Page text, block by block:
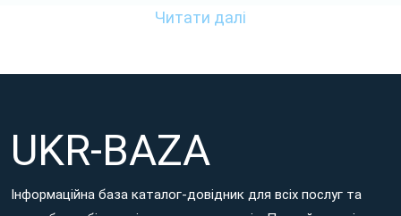
своєчасне звернення до фахівця.
область, де працюють відповідні лікарі-професіонали,
Читати далі
UKR-BAZA
Інформаційна база каталог-довідник для всіх послуг та